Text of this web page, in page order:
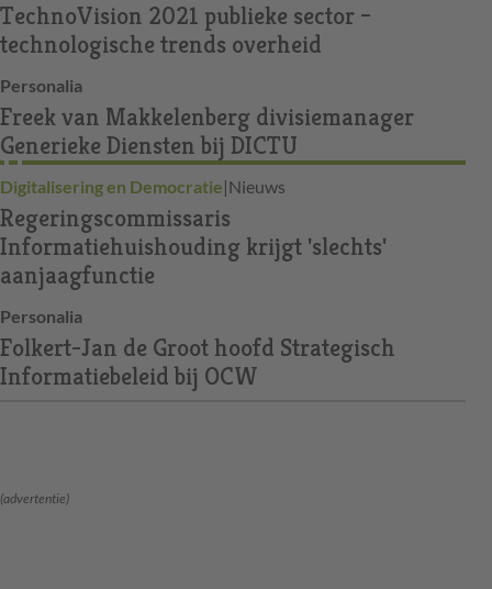
TechnoVision 2021 publieke sector –
technologische trends overheid
Personalia
Freek van Makkelenberg divisiemanager
Generieke Diensten bij DICTU
Digitalisering en Democratie|Nieuws
Regeringscommissaris
Informatiehuishouding krijgt 'slechts'
aanjaagfunctie
Personalia
Folkert-Jan de Groot hoofd Strategisch
Informatiebeleid bij OCW
(advertentie)